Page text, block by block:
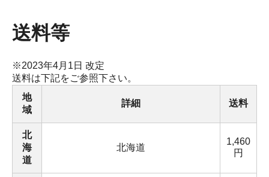
送料等
※2023年4月1日 改定
送料は下記をご参照下さい。
地
域
詳細 送料
北
海
道
北海道
1,460
円